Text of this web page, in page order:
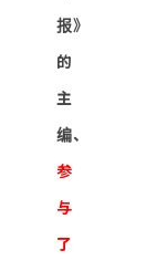
报》
的
主
编、
参
与
了